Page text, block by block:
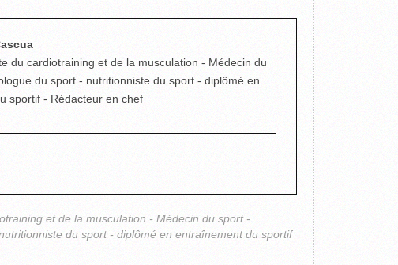
du cardiotraining et de la musculation - Médecin du
du sport - nutritionniste du sport - diplômé en
sportif - Rédacteur en chef
et de la musculation - Médecin du sport -
du sport - diplômé en entraînement du sportif